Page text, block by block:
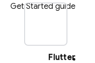
Get Started guide
Flutter